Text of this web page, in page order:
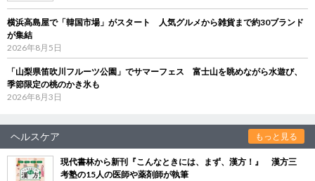
横浜高島屋で「韓国市場」がスタート 人気グルメから雑貨まで約30ブランド
が集結
2026年8月5日
「山梨県笛吹川フルーツ公園」でサマーフェス 富士山を眺めながら水遊び、
季節限定の桃のかき氷も
2026年8月3日
ヘルスケア もっと見る
現代書林から新刊『こんなときには、まず、漢方！』 漢方三
考塾の15人の医師や薬剤師が執筆